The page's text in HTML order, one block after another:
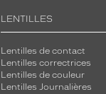
LENTILLES
Lentilles de contact
Lentilles correctrices
Lentilles de couleur
Lentilles Journalières